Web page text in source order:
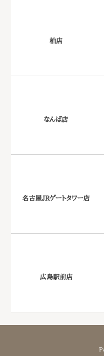
柏店
なんば店
名古屋JRゲートタワー店
広島駅前店